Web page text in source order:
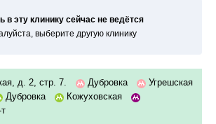
в эту клинику сейчас не ведётся
выберите другую клинику
д. 2, стр. 7. Дубровка
Угрешская
Дубровка
Кожуховская